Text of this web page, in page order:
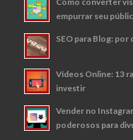
empurrar seu
SEO para Blog:
Vídeos Online: 13
investir
Vender no
poderosos para